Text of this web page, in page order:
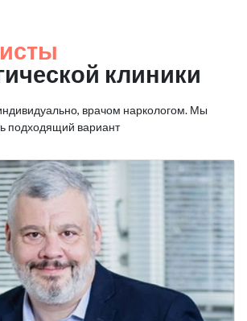
клиники
врачом наркологом. Мы
подходящий вариант